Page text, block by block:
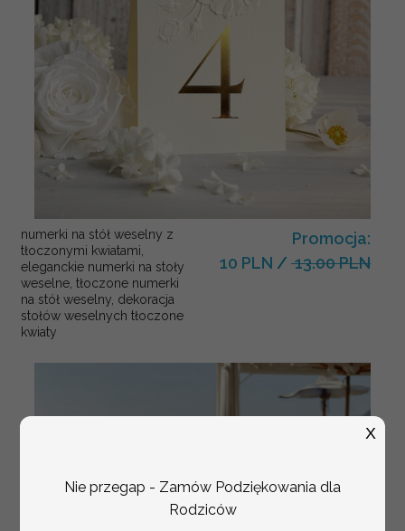
numerki na stół weselny z
tłoczonymi kwiatami,
eleganckie numerki na stoły
weselne, tłoczone numerki
na stół weselny, dekoracja
stołów weselnych tłoczone
kwiaty
Promocja:
10 PLN / 13.00 PLN
Nie przegap - Zamów Podziękowania dla
Rodziców
X